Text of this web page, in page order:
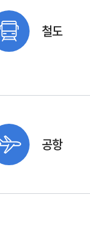
철도
공항